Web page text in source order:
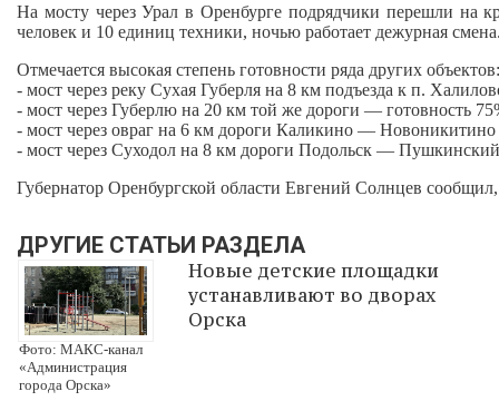
На мосту через Урал в Оренбурге подрядчики перешли на
человек и 10 единиц техники, ночью работает дежурная
Отмечается высокая степень готовности ряда других объектов:
- мост через реку Сухая Губерля на 8 км подъезда к п.
- мост через Губерлю на 20 км той же дороги — готовность
- мост через овраг на 6 км дороги Каликино —
- мост через Суходол на 8 км дороги Подольск —
Губернатор Оренбургской области Евгений Солнцев
ДРУГИЕ СТАТЬИ РАЗДЕЛА
Фото: МАКС-канал
«Администрация
города Орска»
Новые детские площадки
устанавливают во дворах
Орска